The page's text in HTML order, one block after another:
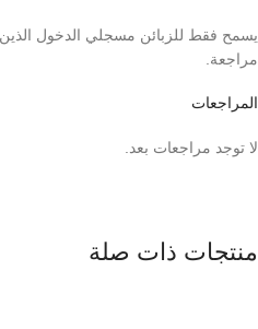
المراجعات
لا توجد مراجعات بعد.
يسمح فقط للزبائن مسجلي الدخول الذين
مراجعة.
منتجات ذات صلة